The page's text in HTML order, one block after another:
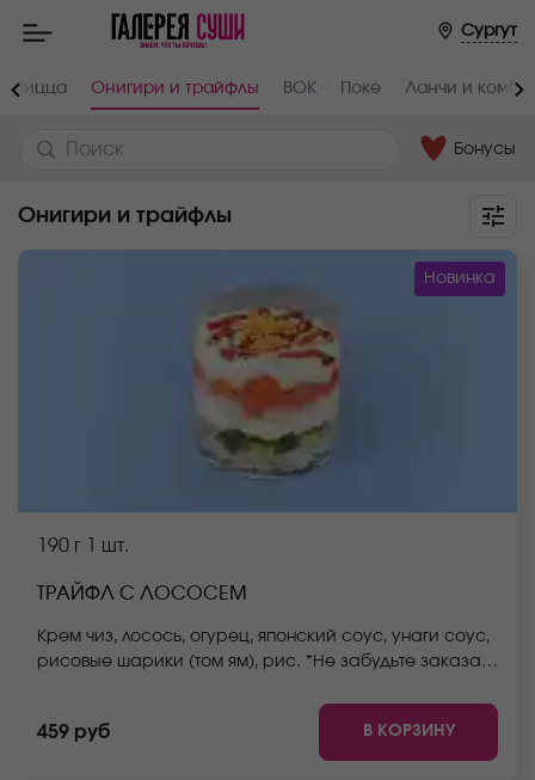
Сургут
Пицца Онигири и трайфлы ВОК Поке Ланчи и комбо
Бонусы
Онигири и трайфлы
Новинка
190 г 1 шт.
ТРАЙФЛ С ЛОСОСЕМ
Крем чиз, лосось, огурец, японский соус, унаги соус,
рисовые шарики (том ям), рис. *Не забудьте заказать
стоимость заказа. *Внешний вид блюда может
отличаться от фото на сайте.
459 руб В КОРЗИНУ